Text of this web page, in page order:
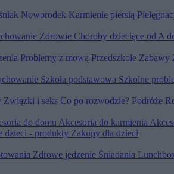
Noworodek Karmienie piersią
Zdrowie Choroby dziecięce od A
Problemy z mową Przedszkole Zabawy
Szkoła podstawowa Szkolne
Związki i seks Co po rozwodzie? Podróże
do domu Akcesoria do karmienia
dzieci - produkty Zakupy dla dzieci
Zdrowe jedzenie Śniadania